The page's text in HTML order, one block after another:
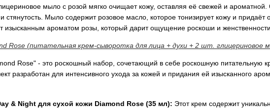
мыло с розой мягко очищает кожу, оставляя её свежей и
стянутость. Мыло содержит розовое масло, которое тонизирует кожу и
изысканным ароматом розы, который дарит ощущение роскоши и женственности.
Rose (питательная крем-сыворотка для лица + духи + 2 шт. глицериновое
Rose" - это роскошный набор, сочетающий в себе роскошную питательную
разработан для интенсивного ухода за кожей и придания ей изысканного
& Night для сухой кожи Diamond Rose (35 мл): Этот крем содержит